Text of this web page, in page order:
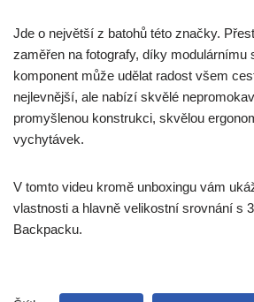
Jde o největší z batohů této značky.
zaměřen na fotografy, díky modulárnímu
komponent může udělat radost všem
nejlevnější, ale nabízí skvělé
promyšlenou konstrukci, skvělou
vychytávek.
V tomto videu kromě unboxingu vám
vlastnosti a hlavně velikostní srovnání s
Backpacku.